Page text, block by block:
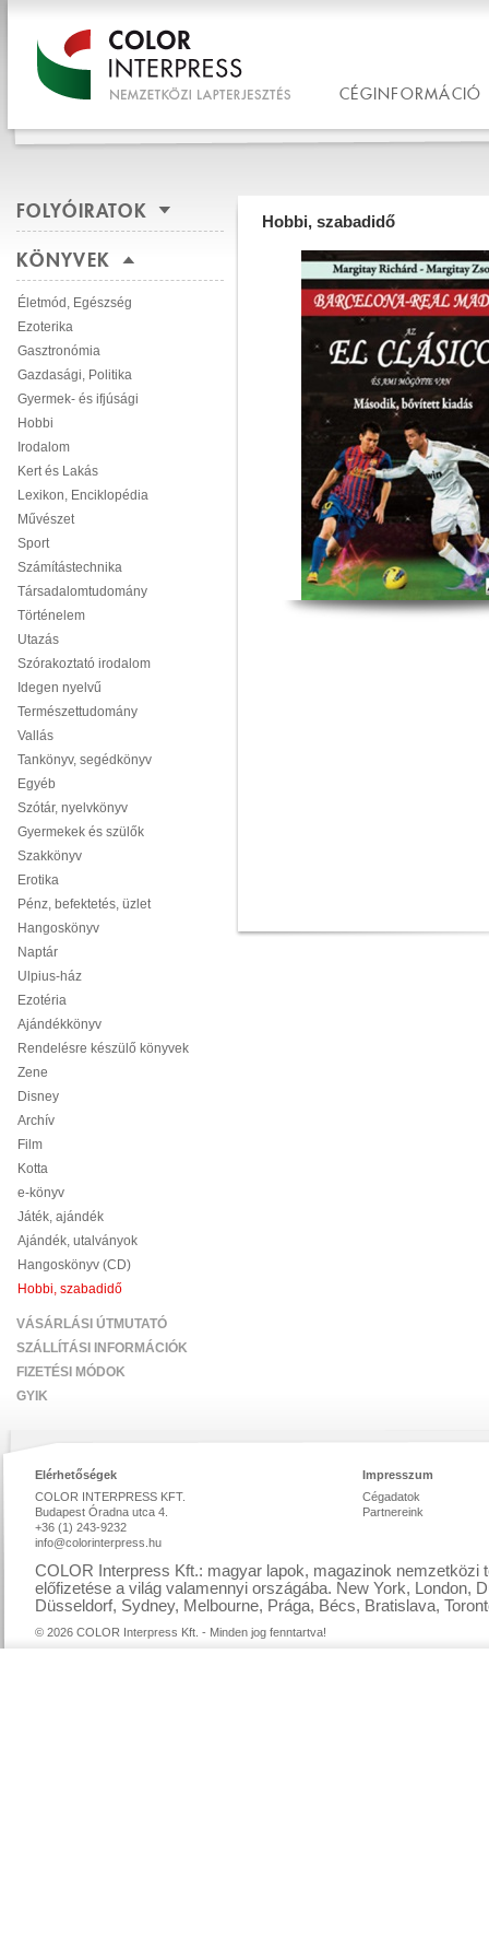
CÉGINFORMÁCIÓ
FOLYÓIRATOK
KÖNYVEK
Életmód, Egészség
Ezoterika
Gasztronómia
Gazdasági, Politika
Gyermek- és ifjúsági
Hobbi
Irodalom
Kert és Lakás
Lexikon, Enciklopédia
Művészet
Sport
Számítástechnika
Társadalomtudomány
Történelem
Utazás
Szórakoztató irodalom
Idegen nyelvű
Természettudomány
Vallás
Tankönyv, segédkönyv
Egyéb
Szótár, nyelvkönyv
Gyermekek és szülők
Szakkönyv
Erotika
Pénz, befektetés, üzlet
Hangoskönyv
Naptár
Ulpius-ház
Ezotéria
Ajándékkönyv
Rendelésre készülő könyvek
Zene
Disney
Archív
Film
Kotta
e-könyv
Játék, ajándék
Ajándék, utalványok
Hangoskönyv (CD)
Hobbi, szabadidő
VÁSÁRLÁSI ÚTMUTATÓ
SZÁLLÍTÁSI INFORMÁCIÓK
FIZETÉSI MÓDOK
GYIK
Hobbi, szabadidő
Elérhetőségek
COLOR INTERPRESS KFT.
Budapest Óradna utca 4.
+36 (1) 243-9232
info@colorinterpress.hu
Impresszum
Cégadatok
Partnereink
COLOR Interpress Kft.: magyar lapok, magazinok nemzetközi
előfizetése a világ valamennyi országába. New York, London,
Düsseldorf, Sydney, Melbourne, Prága, Bécs, Bratislava,
© 2026 COLOR Interpress Kft. - Minden jog fenntartva!